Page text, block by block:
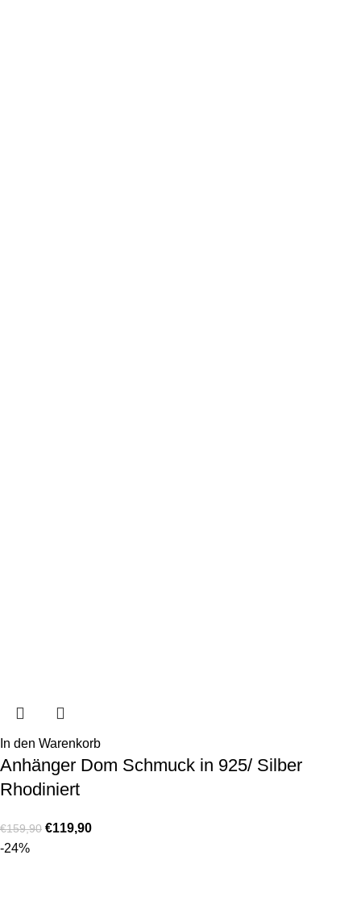
In den Warenkorb
Anhänger Dom Schmuck in 925/ Silber
Rhodiniert
€159,90 €119,90
-24%